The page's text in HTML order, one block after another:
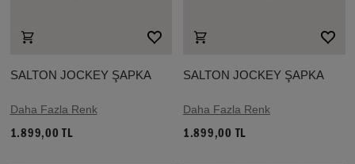
SALTON JOCKEY ŞAPKA
Daha Fazla Renk
1.899,00 TL
SALTON JOCKEY ŞAPKA
Daha Fazla Renk
1.899,00 TL